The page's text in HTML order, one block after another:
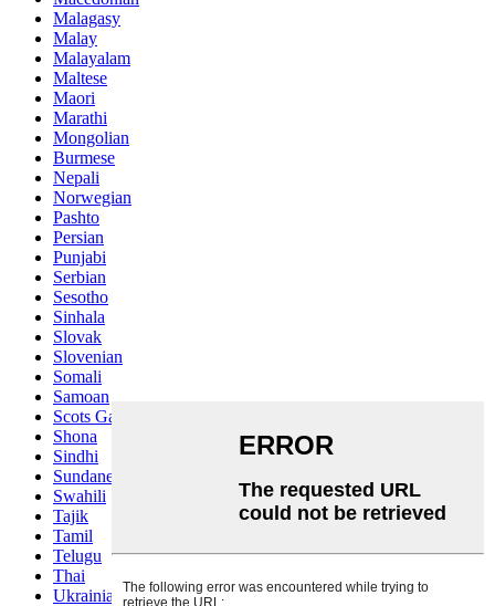
Malagasy
Malay
Malayalam
Maltese
Maori
Marathi
Mongolian
Burmese
Nepali
Norwegian
Pashto
Persian
Punjabi
Serbian
Sesotho
Sinhala
Slovak
Slovenian
Somali
Samoan
Scots Gaelic
Shona
Sindhi
Sundanese
Swahili
Tajik
Tamil
Telugu
Thai
Ukrainian